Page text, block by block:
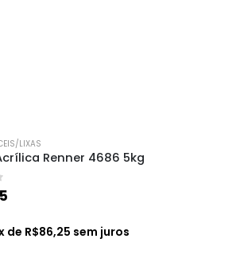
LIXAS
Renner 4686 5kg
de R$86,25 sem juros